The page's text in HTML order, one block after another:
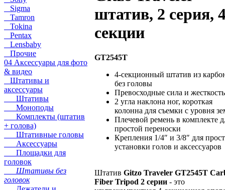
Sigma
Tamron
Tokina
Pentax
Lensbaby
Прочие
04 Аксессуары для фото
& видео
Штативы и
аксессуары
Штативы
Моноподы
Комплекты (штатив
+ голова)
Штативные головы
Аксессуары
Площадки для
головок
Штативы без
головок
штатив, 2 серия,
секции
GT2545T
4-секционный штатив из
без головы
Превосходные сила и жесткость
2 угла наклона ног, короткая
колонна для съемки с уровня
Плечевой ремень в комплекте
простой переноски
Крепления 1/4″ и 3/8″ для
установки голов и аксессуаров
Штатив Gitzo Traveler GT2545T
Fiber Tripod 2 серии - это